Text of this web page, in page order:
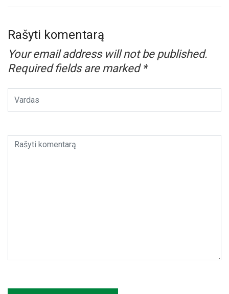
Rašyti komentarą
Your email address will not be published.
Required fields are marked *